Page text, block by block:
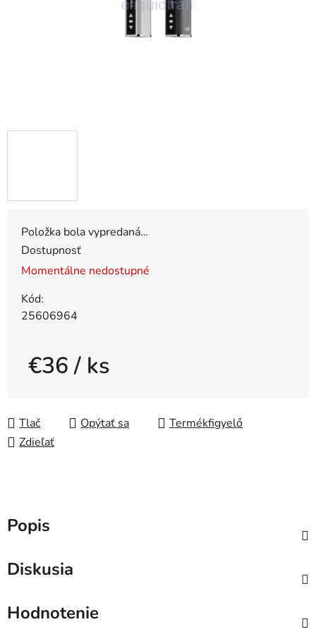
Položka bola vypredaná…
Dostupnosť
Momentálne nedostupné
Kód:
25606964
€36/ ks
Tlač
Opýtať sa
Zdieľať
Popis
Diskusia
Hodnotenie